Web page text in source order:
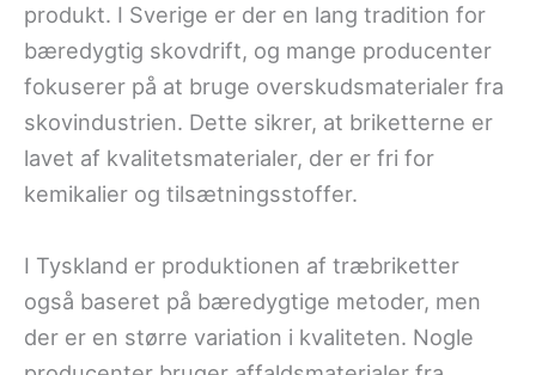
produkt. I Sverige er der en lang tradition for
bæredygtig skovdrift, og mange producenter
fokuserer på at bruge overskudsmaterialer fra
skovindustrien. Dette sikrer, at briketterne er
lavet af kvalitetsmaterialer, der er fri for
kemikalier og tilsætningsstoffer.
I Tyskland er produktionen af træbriketter
også baseret på bæredygtige metoder, men
der er en større variation i kvaliteten. Nogle